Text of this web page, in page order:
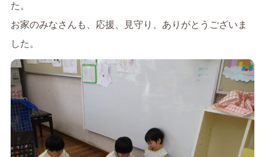
た。
お家のみなさんも、応援、見守り、ありがとうございま
した。